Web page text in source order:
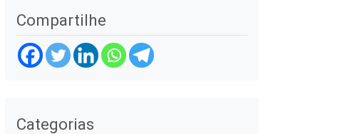
Compartilhe
Categorias